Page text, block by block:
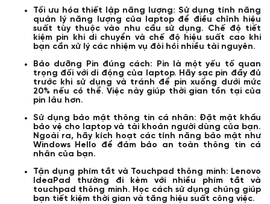
Tối ưu hóa thiết lập năng lượng: Sử dụng tính năng
quản lý năng lượng của laptop để điều chỉnh hiệu
suất tùy thuộc vào nhu cầu sử dụng. Chế độ tiết
kiệm pin khi di chuyển và chế độ hiệu suất cao khi
bạn cần xử lý các nhiệm vụ đòi hỏi nhiều tài nguyên.
Bảo dưỡng Pin đúng cách: Pin là một yếu tố quan
trọng đối với di động của laptop. Hãy sạc pin đầy đủ
trước khi sử dụng và tránh để pin xuống dưới mức
20% nếu có thể. Việc này giúp thời gian tồn tại của
pin lâu hơn.
Sử dụng bảo mật thông tin cá nhân: Đặt mật khẩu
bảo vệ cho laptop và tài khoản người dùng của bạn.
Ngoài ra, hãy kích hoạt các tính năng bảo mật như
Windows Hello để đảm bảo an toàn thông tin cá
nhân của bạn.
Tận dụng phím tắt và Touchpad thông minh: Lenovo
IdeaPad thường đi kèm với nhiều phím tắt và
touchpad thông minh. Học cách sử dụng chúng giúp
bạn tiết kiệm thời gian và tăng hiệu suất công việc.